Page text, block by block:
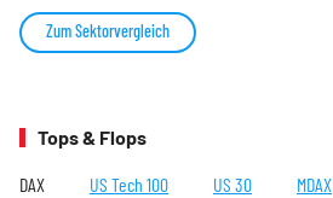
Zum Sektorvergleich
Tops & Flops
DAX US Tech 100 US 30 MDAX